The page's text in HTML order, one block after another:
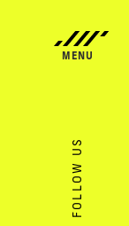
FOLLOW US